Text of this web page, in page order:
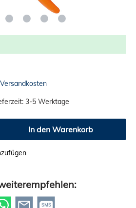
3-5 Werktage
In den Warenkorb
SMS